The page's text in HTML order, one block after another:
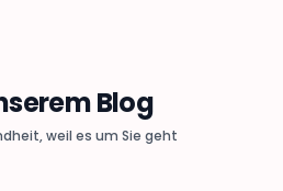
Blog
weil es um Sie geht